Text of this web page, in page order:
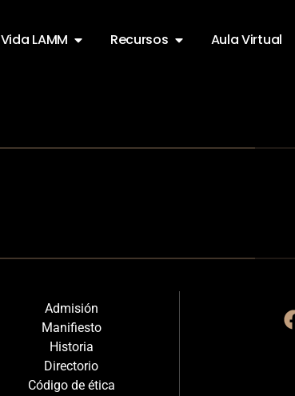
Vida LAMM Recursos Aula Virtual
Admisión
Manifiesto
Historia
Directorio
Código de ética